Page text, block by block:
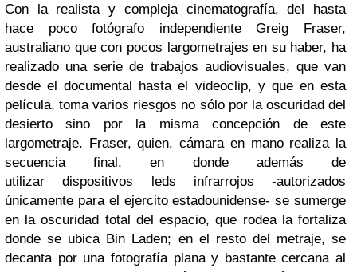
Con la realista y compleja cinematografía, del hasta
hace poco fotógrafo independiente Greig Fraser,
australiano que con pocos largometrajes en su haber, ha
realizado una serie de trabajos audiovisuales, que van
desde el documental hasta el videoclip, y que en esta
película, toma varios riesgos no sólo por la oscuridad del
desierto sino por la misma concepción de este
largometraje. Fraser, quien, cámara en mano realiza la
secuencia final, en donde además de
utilizar dispositivos leds infrarrojos -autorizados
únicamente para el ejercito estadounidense- se sumerge
en la oscuridad total del espacio, que rodea la fortaliza
donde se ubica Bin Laden; en el resto del metraje, se
decanta por una fotografía plana y bastante cercana al